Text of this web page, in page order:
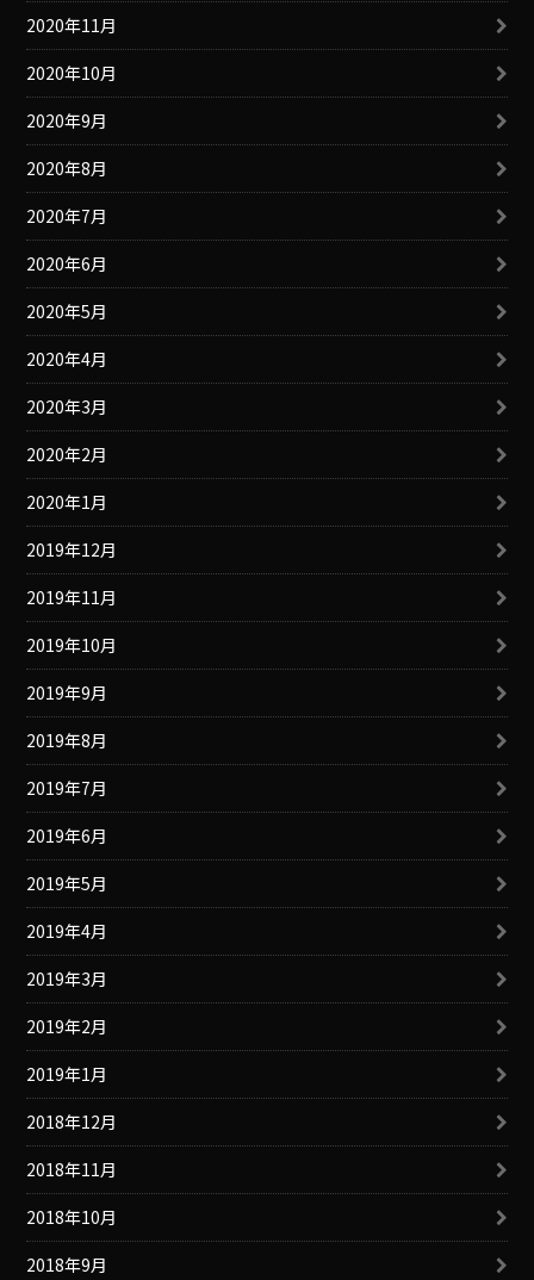
2020年11月
2020年10月
2020年9月
2020年8月
2020年7月
2020年6月
2020年5月
2020年4月
2020年3月
2020年2月
2020年1月
2019年12月
2019年11月
2019年10月
2019年9月
2019年8月
2019年7月
2019年6月
2019年5月
2019年4月
2019年3月
2019年2月
2019年1月
2018年12月
2018年11月
2018年10月
2018年9月